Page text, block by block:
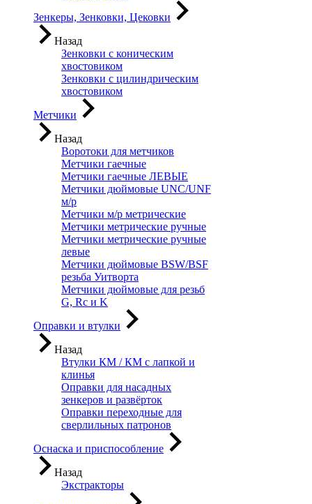
Зенкеры, Зенковки, Цековки
Назад
Зенковки с коническим
хвостовиком
Зенковки с цилиндрическим
хвостовиком
Метчики
Назад
Воротоки для метчиков
Метчики гаечные
Метчики гаечные ЛЕВЫЕ
Метчики дюймовые UNC/UNF
м/р
Метчики м/р метрические
Метчики метрические ручные
Метчики метрические ручные
левые
Метчики дюймовые BSW/BSF
резьба Уитворта
Метчики дюймовые для резьб
G, Rc и K
Оправки и втулки
Назад
Втулки КМ / КМ с лапкой и
клинья
Оправки для насадных
зенкеров и развёрток
Оправки переходные для
сверлильных патронов
Оснаска и приспособление
Назад
Экстракторы